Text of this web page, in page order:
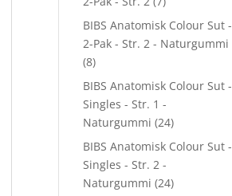
BIBS Anatomisk Colour Sut -
2-Pak - Str. 2 - Naturgummi
(8)
BIBS Anatomisk Colour Sut -
Singles - Str. 1 -
Naturgummi (24)
BIBS Anatomisk Colour Sut -
Singles - Str. 2 -
Naturgummi (24)